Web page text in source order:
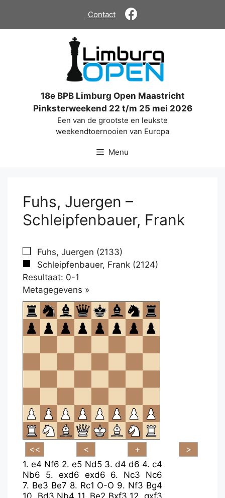
de
Contact
18e BPB Limburg Open Maastricht
Pinksterweekend 22 t/m 25 mei 2026
Een van de grootste en leukste
weekendtoernooien van Europa
Menu
Fuhs, Juergen –
Schleipfenbauer, Frank
Fuhs, Juergen (2133)
Schleipfenbauer, Frank (2124)
Resultaat: 0-1
Metagegevens »
om
te
openen.
1.e4 Nf6 2.e5 Nd5 3. d4 d6 4.c4
Nb6
5. exd6 exd6 6. Nc3
Nc6
7. Be3 Be7 8. Rc1 O-O 9. Nf3 Bg4
10. Bd3 Nb4 11. Be2 Bxf3 12.gxf3